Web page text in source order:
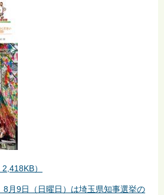
）
8月9日（日曜日）は埼玉県知事選挙の